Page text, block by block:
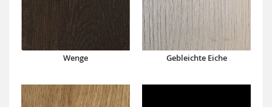
Wenge Gebleichte Eiche